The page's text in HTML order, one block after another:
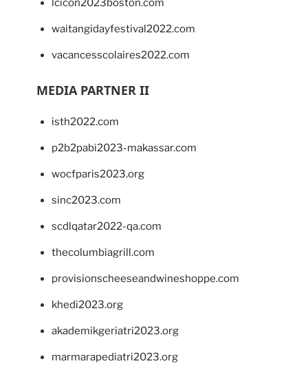
lcicon2023boston.com
waitangidayfestival2022.com
vacancesscolaires2022.com
MEDIA PARTNER II
isth2022.com
p2b2pabi2023-makassar.com
wocfparis2023.org
sinc2023.com
scdlqatar2022-qa.com
thecolumbiagrill.com
provisionscheeseandwineshoppe.com
khedi2023.org
akademikgeriatri2023.org
marmarapediatri2023.org